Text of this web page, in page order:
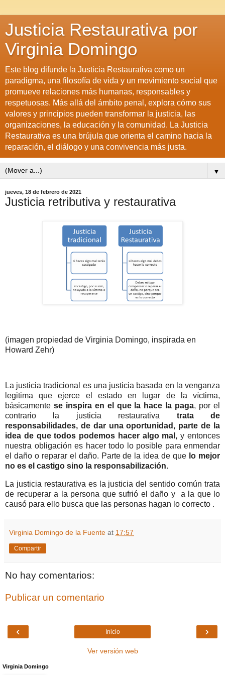
Justicia Restaurativa por
Virginia Domingo
Este blog difunde la Justicia Restaurativa como un
paradigma, una filosofía de vida y un movimiento social que
promueve relaciones más humanas, responsables y
respetuosas. Más allá del ámbito penal, explora cómo sus
valores y principios pueden transformar la justicia, las
organizaciones, la educación y la comunidad. La Justicia
Restaurativa es una brújula que orienta el camino hacia la
reparación, el diálogo y una convivencia más justa.
▼
jueves, 18 de febrero de 2021
Justicia retributiva y restaurativa
(imagen propiedad de Virginia Domingo, inspirada en
Howard Zehr)
La justicia tradicional es una justicia basada en la venganza
legitima que ejerce el estado en lugar de la víctima,
básicamente se inspira en el que la hace la paga, por el
contrario la justicia restaurativa trata de
responsabilidades, de dar una oportunidad, parte de la
idea de que todos podemos hacer algo mal,y entonces
nuestra obligación es hacer todo lo posible para enmendar
el daño o reparar el daño. Parte de la idea de que lo mejor
no es el castigo sino la responsabilización.
La justicia restaurativa es la justicia del sentido común trata
de recuperar a la persona que sufrió el daño y a la que lo
causó para ello busca que las personas hagan lo correcto .
Virginia Domingo de la Fuente at 17:57
Compartir
No hay comentarios:
Publicar un comentario
‹ ›
Inicio
Ver versión web
Virginia Domingo